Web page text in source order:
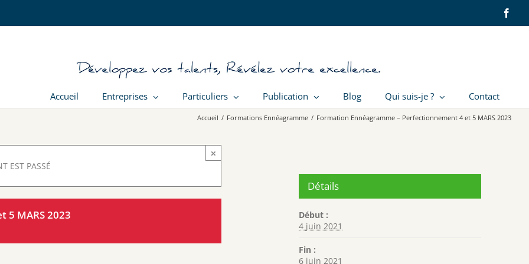
Accueil Entreprises Particuliers Publication Blog Qui suis-je ? Contact
Accueil / Formations Ennéagramme / Formation Ennéagramme – Perfectionnement 4 et 5 MARS 2023
×
EST PASSÉ
5 MARS 2023
Détails
Début :
4 juin 2021
Fin :
6 juin 2021